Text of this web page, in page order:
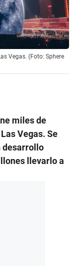
Vegas. (Foto: Sphere
miles de
Vegas. Se
desarrollo
llevarlo a